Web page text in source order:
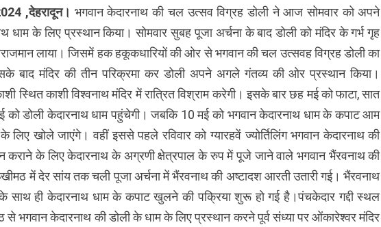
,देहरादून। भगवान केदारनाथ की चल उत्सव विग्रह डोली ने आज सोमवार को अपने
धाम के लिए प्रस्थान किया। सोमवार सुबह पूजा अर्चना के बाद डोली को मंदिर के गर्भ गृह
लाया। जिसमें हक हकूकधारियों की ओर से भगवान की चल उत्सवह विग्रह डोली का
बाद मंदिर की तीन परिक्रमा कर डोली अपने अगले गंतव्य की ओर प्रस्थान किया।
स्थित काशी विश्वनाथ मंदिर में रात्रित विश्राम करेगी। इसके बार छह मई को फाटा, सात
को डोली केदारनाथ धाम पहुंचेगी। जबकि 10 मई को भगवान केदारनाथ धाम के कपाट आम
लिए खोले जाएंगे। वहीं इससे पहले रविवार को ग्यारहवें ज्योर्तिलिंग भगवान केदारनाथ की
कराने के लिए केदारनाथ के अग्रणी क्षेत्रपाल के रुप में पूजे जाने वाले भगवान भैंरवनाथ की
में देर सांय तक चली पूजा अर्चना में भैंरवनाथ की अष्टादश आरती उतारी गई। भैंरवनाथ
साथ ही केदारनाथ धाम के कपाट खुलने की पक्रिया शुरू हो गई है।पंचकेदार गद्दी स्थल
भगवान केदारनाथ की डोली के धाम के लिए प्रस्थान करने पूर्व संध्या पर ओंकारेश्वर मंदिर